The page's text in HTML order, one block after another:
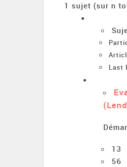
1 sujet (sur n
Last
13
56